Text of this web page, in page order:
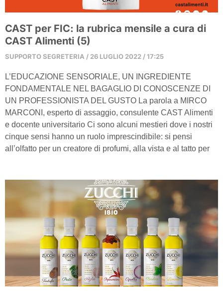
CAST per FIC: la rubrica mensile a cura di
CAST Alimenti (5)
SUPPORTO SEGRETERIA 26 LUGLIO 2022 17:25
L’EDUCAZIONE SENSORIALE, UN INGREDIENTE
FONDAMENTALE NEL BAGAGLIO DI CONOSCENZE DI
UN PROFESSIONISTA DEL GUSTO La parola a MIRCO
MARCONI, esperto di assaggio, consulente CAST Alimenti
e docente universitario Ci sono alcuni mestieri dove i nostri
cinque sensi hanno un ruolo imprescindibile: si pensi
all’olfatto per un creatore di profumi, alla vista e al tatto per